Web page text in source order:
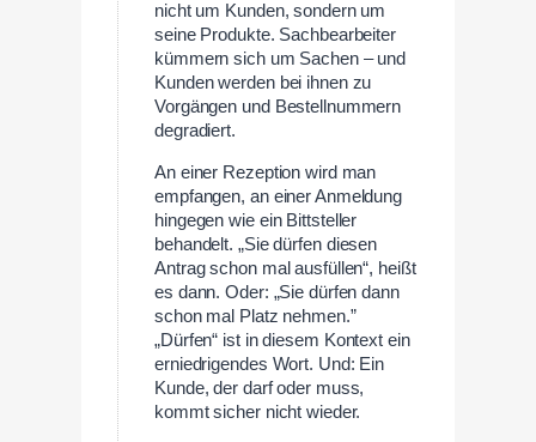
nicht um Kunden, sondern um
seine Produkte. Sachbearbeiter
kümmern sich um Sachen – und
Kunden werden bei ihnen zu
Vorgängen und Bestellnummern
degradiert.
An einer Rezeption wird man
empfangen, an einer Anmeldung
hingegen wie ein Bittsteller
behandelt. „Sie dürfen diesen
Antrag schon mal ausfüllen“, heißt
es dann. Oder: „Sie dürfen dann
schon mal Platz nehmen.”
„Dürfen“ ist in diesem Kontext ein
erniedrigendes Wort. Und: Ein
Kunde, der darf oder muss,
kommt sicher nicht wieder.